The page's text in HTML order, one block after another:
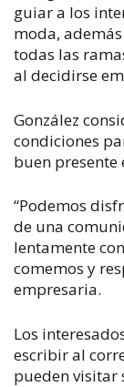
guiar a los
moda,
todas las
al decidirse
González
condiciones
buen presente
“Podemos
de una
lentamente
comemos y
empresaria.
Los
escribir al
pueden visitar